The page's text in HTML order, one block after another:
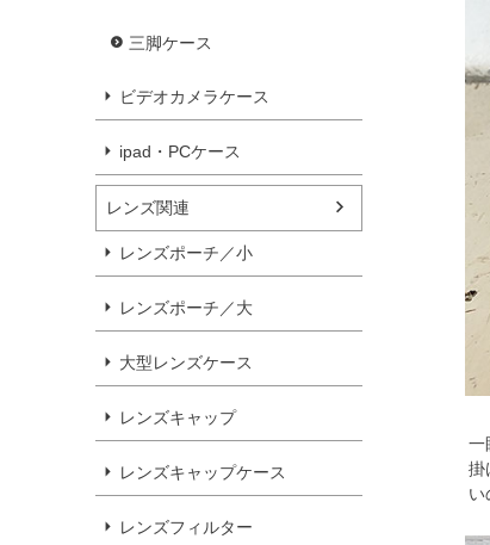
三脚ケース
ビデオカメラケース
ipad・PCケース
レンズ関連
レンズポーチ／小
レンズポーチ／大
大型レンズケース
レンズキャップ
レンズキャップケース
レンズフィルター
一
掛
い